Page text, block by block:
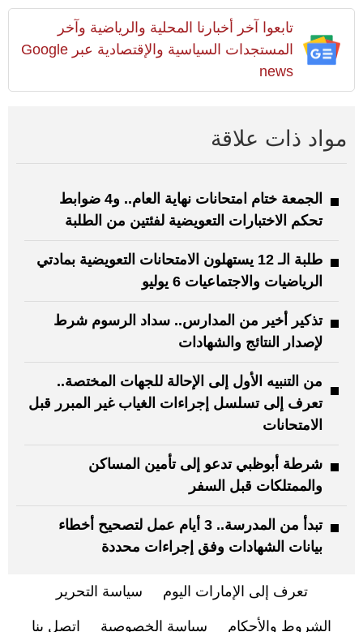
تابعوا آخر أخبارنا المحلية والرياضية وآخر
المستجدات السياسية والإقتصادية عبر Google
news
مواد ذات علاقة
الجمعة ختام امتحانات نهاية العام.. و4 ضوابط
تحكم الاختبارات التعويضية لفئتين من الطلبة
طلبة الـ 12 يستهلون الامتحانات التعويضية بمادتي
الرياضيات والاجتماعيات 6 يوليو
تذكير أخير من المدارس.. سداد الرسوم شرط
لإصدار النتائج والشهادات
من التنبيه الأول إلى الإحالة للجهات المختصة..
تعرف إلى تسلسل إجراءات الغياب غير المبرر قبل
الامتحانات
شرطة أبوظبي تدعو إلى تأمين المساكن
والممتلكات قبل السفر
تبدأ من المدرسة.. 3 أيام عمل لتصحيح أخطاء
بيانات الشهادات وفق إجراءات محددة
تعرف إلى الإمارات اليوم سياسة التحرير
الشروط والأحكام سياسة الخصوصية اتصل بنا